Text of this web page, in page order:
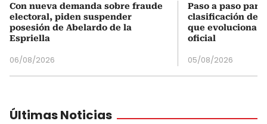
Con nueva demanda sobre fraude
electoral, piden suspender
posesión de Abelardo de la
Espriella
06/08/2026
Paso a paso
clasificación del
que evoluciona
oficial
05/08/2026
Últimas Noticias